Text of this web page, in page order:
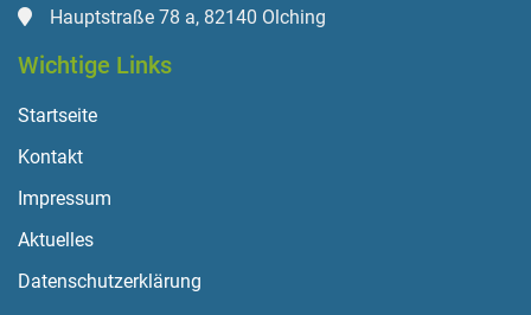
Hauptstraße 78 a, 82140 Olching
Wichtige Links
Startseite
Kontakt
Impressum
Aktuelles
Datenschutzerklärung